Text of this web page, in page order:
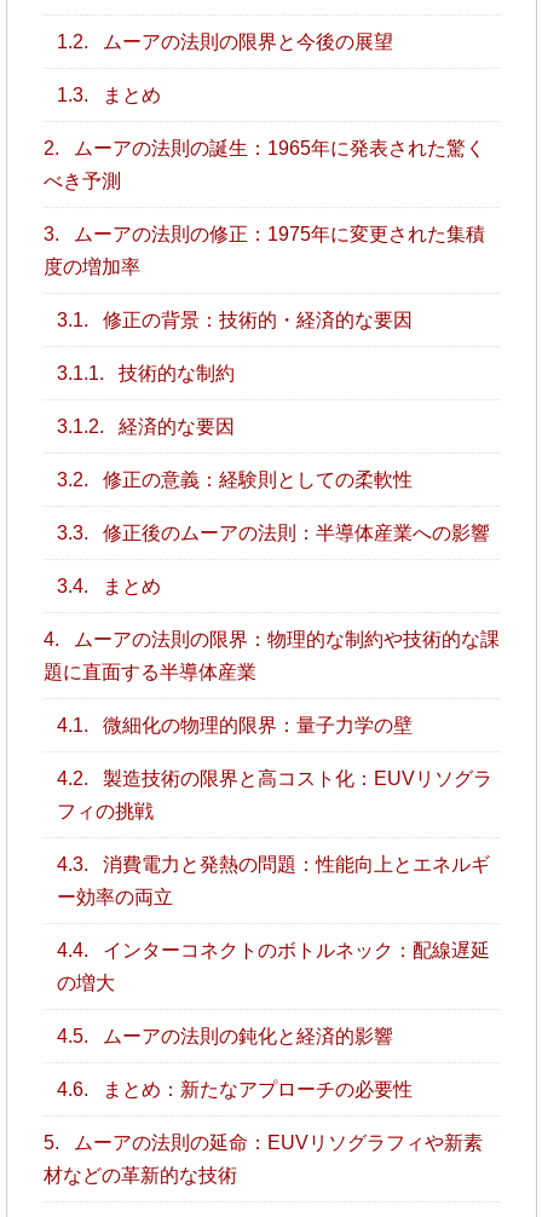
1.2. ムーアの法則の限界と今後の展望
1.3. まとめ
2.
ムーアの法則の誕生：1965年に発表された驚く
べき予測
3.
ムーアの法則の修正：1975年に変更された集積
度の増加率
3.1. 修正の背景：技術的・経済的な要因
3.1.1. 技術的な制約
3.1.2. 経済的な要因
3.2. 修正の意義：経験則としての柔軟性
3.3. 修正後のムーアの法則：半導体産業への影響
3.4. まとめ
4.
ムーアの法則の限界：物理的な制約や技術的な課
題に直面する半導体産業
4.1. 微細化の物理的限界：量子力学の壁
4.2.
製造技術の限界と高コスト化：EUVリソグラ
フィの挑戦
4.3.
消費電力と発熱の問題：性能向上とエネルギ
ー効率の両立
4.4.
インターコネクトのボトルネック：配線遅延
の増大
4.5. ムーアの法則の鈍化と経済的影響
4.6. まとめ：新たなアプローチの必要性
5.
ムーアの法則の延命：EUVリソグラフィや新素
材などの革新的な技術